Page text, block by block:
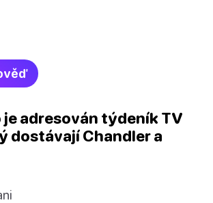
je adresován týdeník TV
dostávají Chandler a